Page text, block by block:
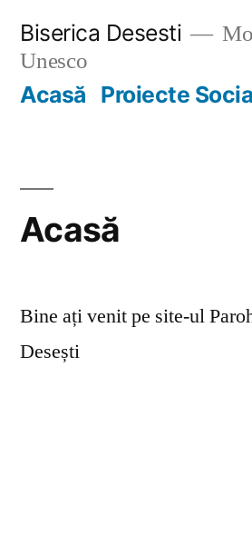
content
Biserica Desesti
Unesco
Acasă Proiecte
Acasă
Bine ați venit pe site-ul
Desești